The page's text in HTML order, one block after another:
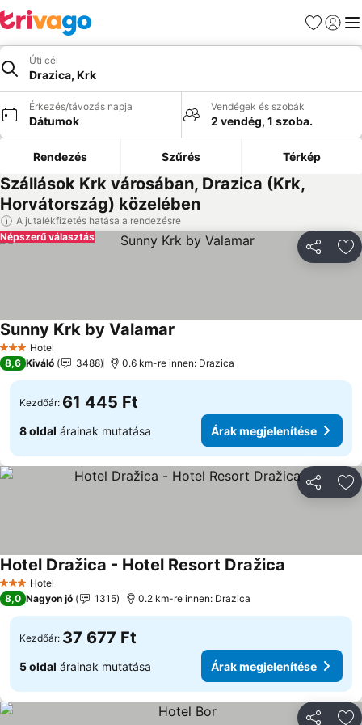
Kedvencek
Úti cél
Drazica, Krk
Érkezés/távozás napja
Dátumok
Vendégek és szobák
2 vendég, 1 szoba.
Rendezés Szűrés Térkép
Szállások Krk városában, Drazica (Krk,
Horvátország) közelében
A jutalékfizetés hatása a rendezésre
Népszerű választás
3 Kategória
Hotel
Sunny Krk by Valamar
8,6 Kiváló 3488 0.6 km-re innen: Drazica
Kezdőár: 61 445 Ft
8 oldal árainak mutatása Árak megjelenítése
3 Kategória
Hotel
Hotel Dražica - Hotel Resort Dražica
8,0 Nagyon jó 1315 0.2 km-re innen: Drazica
Kezdőár: 37 677 Ft
5 oldal árainak mutatása Árak megjelenítése